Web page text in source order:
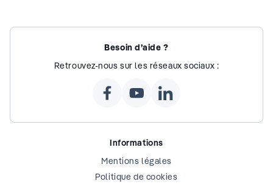
Besoin d’aide ?
Retrouvez-nous sur les réseaux sociaux :
Informations
Mentions légales
Politique de cookies